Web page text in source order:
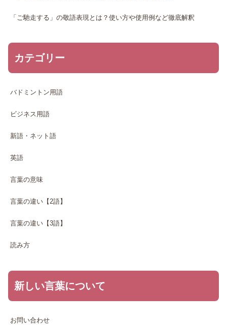
「ご馳走する」の敬語表現とは？使い方や使用例など徹底解釈
カテゴリー
バドミントン用語
ビジネス用語
新語・ネット語
英語
言葉の意味
言葉の違い【2語】
言葉の違い【3語】
読み方
新しい言葉について
お問い合わせ